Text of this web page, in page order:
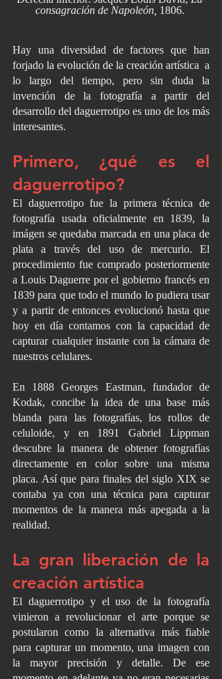
consagración de Napoleón, 1806.
Hay una diversidad de factores que han
forjado la evolución de la creación artística  a
lo largo del tiempo, pero sin duda la
invención de la fotografía a partir del
desarrollo del daguerrotipo es uno de los más
interesantes.
Primero, ¿qué es el
daguerrotipo?
El daguerrotipo fue la primera técnica de
fotografía usada oficialmente en 1839, la
imágen se quedaba marcada en una placa de
plata a través del uso de mercurio. El
procedimiento fue comprado posteriormente
a Louis Daguerre por el gobierno francés en
1839 para que todo el mundo lo pudiera usar
y a partir de entonces evolucionó hasta que
hoy en día contamos con la capacidad de
capturar cualquier instante con la cámara de
nuestros celulares.
En 1888 Georges Eastman, fundador de
Kodak, concibe la idea de una base más
blanda para las fotografías, los rollos de
celuloide, y en 1891 Gabriel Lippman
descubre la manera de obtener fotografías
directamente en color sobre una misma
placa. Así que para finales del siglo XIX se
contaba ya con una técnica para capturar
momentos de la manera más apegada a la
realidad.
La gran liberación de la
creación artística
El daguerrotipo y el uso de la fotografía
vinieron a revolucionar el arte porque se
postularon como la alternativa más fiable
para capturar un momento, una imagen con
la mayor precisión y detalle. De ese